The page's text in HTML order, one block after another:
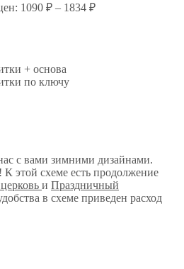
1090 ₽ – 1834 ₽
+ основа
по ключу
с вами зимними дизайнами.
этой схеме есть продолжение
и Праздничный
в схеме приведен расход